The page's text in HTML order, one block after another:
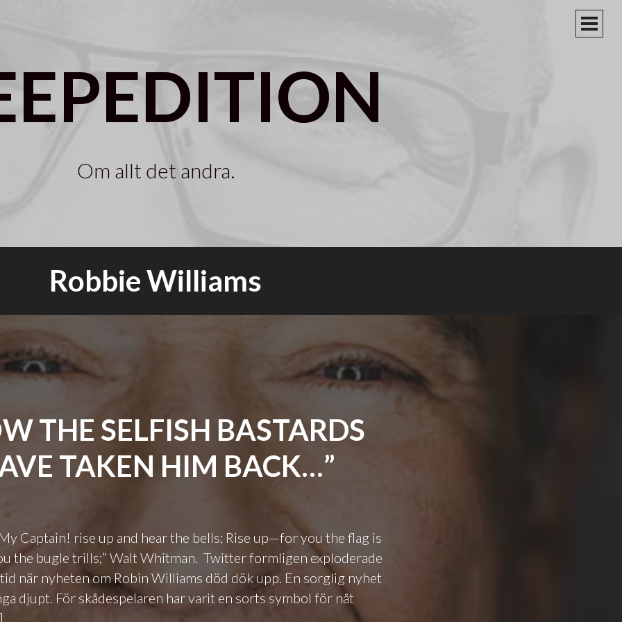
Om allt det andra.
Robbie Williams
THE SELFISH BASTARDS
TAKEN HIM BACK…”
Captain! rise up and hear the bells; Rise up—for you the flag is
the bugle trills;” Walt Whitman. Twitter formligen exploderade
när nyheten om Robin Williams död dök upp. En sorglig nyhet
djupt. För skådespelaren har varit en sorts symbol för nåt